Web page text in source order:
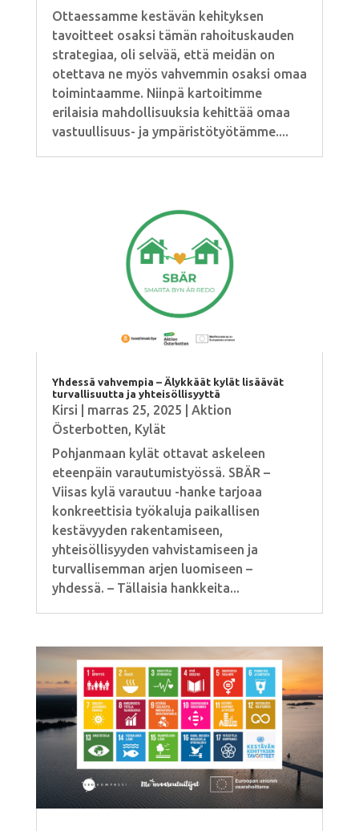
Ottaessamme kestävän kehityksen
tavoitteet osaksi tämän rahoituskauden
strategiaa, oli selvää, että meidän on
otettava ne myös vahvemmin osaksi omaa
toimintaamme. Niinpä kartoitimme
erilaisia mahdollisuuksia kehittää omaa
vastuullisuus- ja ympäristötyötämme....
Yhdessä vahvempia – Älykkäät kylät lisäävät
turvallisuutta ja yhteisöllisyyttä
Kirsi marras 25, 2025
Aktion
Österbotten, Kylät
Pohjanmaan kylät ottavat askeleen
eteenpäin varautumistyössä. SBÄR –
Viisas kylä varautuu -hanke tarjoaa
konkreettisia työkaluja paikallisen
kestävyyden rakentamiseen,
yhteisöllisyyden vahvistamiseen ja
turvallisemman arjen luomiseen –
yhdessä. – Tällaisia hankkeita...